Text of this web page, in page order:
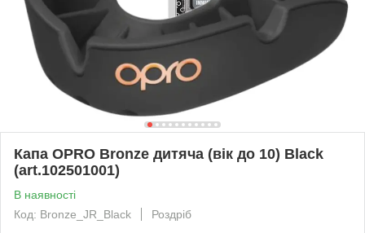
Капа OPRO Bronze дитяча (вік до 10) Black
(art.102501001)
В наявності
Код: Bronze_JR_Black
Роздріб